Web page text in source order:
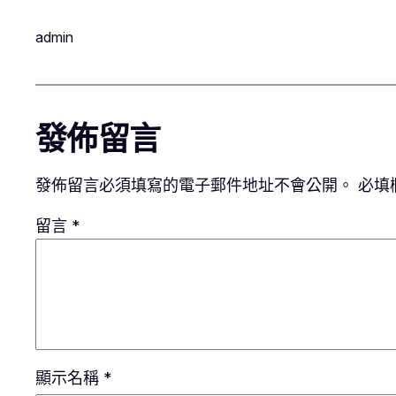
admin
發佈留言
發佈留言必須填寫的電子郵件地址不會公開。 必填
留言 *
顯示名稱 *